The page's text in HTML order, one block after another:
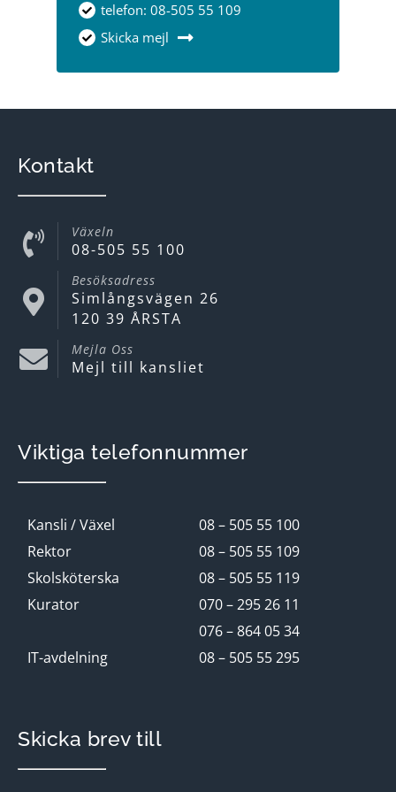
telefon: 08-505 55 109
Skicka mejl
Kontakt
Växeln
08-505 55 100
Besöksadress
Simlångsvägen 26
120 39 ÅRSTA
Mejla Oss
Mejl till kansliet
Viktiga telefonnummer
Kansli / Växel
08 – 505 55 100
Rektor
08 – 505 55 109
Skolsköterska
08 – 505 55 119
Kurator
070 – 295 26 11
076 – 864 05 34
IT-avdelning
08 – 505 55 295
Skicka brev till